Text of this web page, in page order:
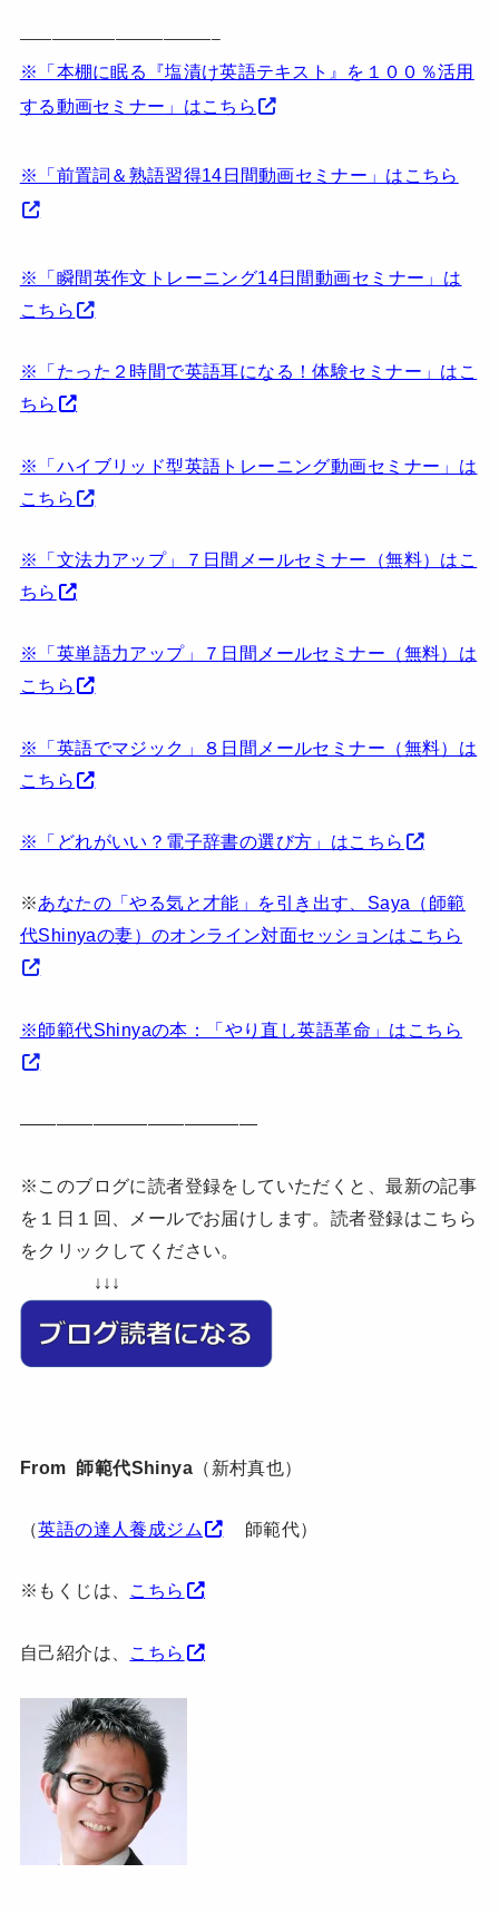
————————————–
※「本棚に眠る『塩漬け英語テキスト』を１００％活用
する動画セミナー」はこちら
※「前置詞＆熟語習得14日間動画セミナー」はこちら
※「瞬間英作文トレーニング14日間動画セミナー」は
こちら
※「たった２時間で英語耳になる！体験セミナー」はこ
ちら
※「ハイブリッド型英語トレーニング動画セミナー」は
こちら
※「文法力アップ」７日間メールセミナー（無料）はこ
ちら
※「英単語力アップ」７日間メールセミナー（無料）は
こちら
※「英語でマジック」８日間メールセミナー（無料）は
こちら
※「どれがいい？電子辞書の選び方」はこちら
※あなたの「やる気と才能」を引き出す、Saya（師範
代Shinyaの妻）のオンライン対面セッションはこちら
※師範代Shinyaの本：「やり直し英語革命」はこちら
—————————————
※このブログに読者登録をしていただくと、最新の記事
を１日１回、メールでお届けします。読者登録はこちら
をクリックしてください。
↓↓↓
From 師範代Shinya （新村真也）
（英語の達人養成ジム 師範代）
※もくじは、 こちら
自己紹介は、 こちら